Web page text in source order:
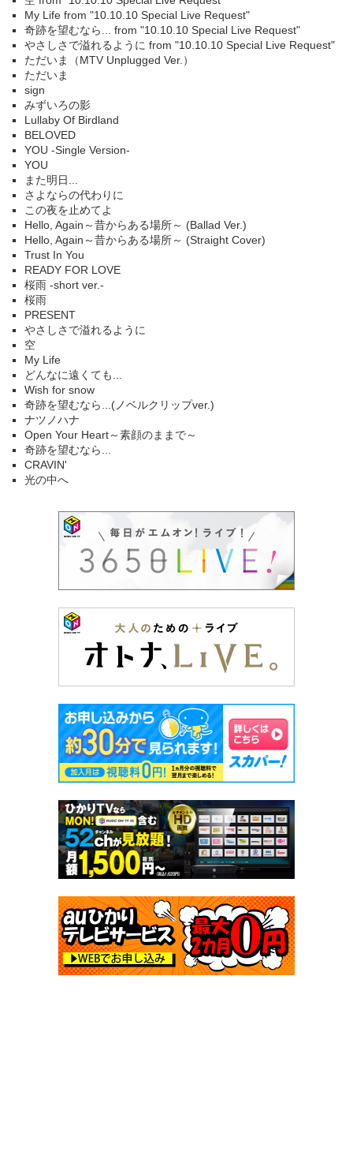
My Life from "10.10.10 Special Live Request"
奇跡を望むなら... from "10.10.10 Special Live Request"
やさしさで溢れるように from "10.10.10 Special Live Request"
ただいま（MTV Unplugged Ver.）
ただいま
sign
みずいろの影
Lullaby Of Birdland
BELOVED
YOU -Single Version-
YOU
また明日...
さよならの代わりに
この夜を止めてよ
Hello, Again～昔からある場所～ (Ballad Ver.)
Hello, Again～昔からある場所～ (Straight Cover)
Trust In You
READY FOR LOVE
桜雨 -short ver.-
桜雨
PRESENT
やさしさで溢れるように
空
My Life
どんなに遠くても...
Wish for snow
奇跡を望むなら...(ノベルクリップver.)
ナツノハナ
Open Your Heart～素顔のままで～
奇跡を望むなら...
CRAVIN'
光の中へ